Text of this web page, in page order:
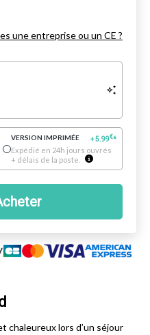
une entreprise ou un CE ?
VERSION IMPRIMÉE +5.99€*
Expédié en 24h jours ouvrés
+ délais de la poste.
chaleureux lors d’un séjour